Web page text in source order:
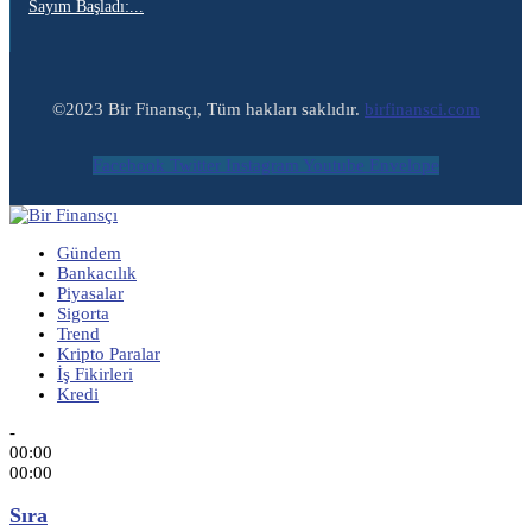
Sayım Başladı:...
©2023 Bir Finansçı, Tüm hakları saklıdır. birfinansci.com
Facebook Twitter Instagram Youtube Envelope
Gündem
Bankacılık
Piyasalar
Sigorta
Trend
Kripto Paralar
İş Fikirleri
Kredi
-
00:00
00:00
Sıra